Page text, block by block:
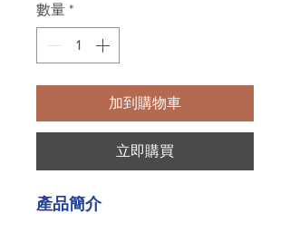
格
數量 *
加到購物車
立即購買
產品簡介